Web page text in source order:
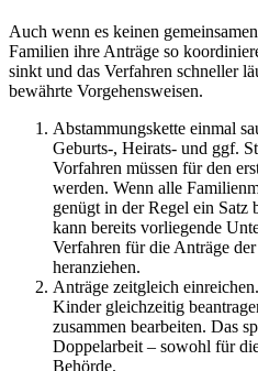
Auch wenn es keinen
Familien ihre Anträge so
sinkt und das Verfahren schneller
bewährte Vorgehensweisen.
Abstammungskette einmal
Geburts-, Heirats- und ggf.
Vorfahren müssen für den
werden. Wenn alle
genügt in der Regel ein
kann bereits vorliegende
Verfahren für die Anträge
heranziehen.
Anträge zeitgleich
Kinder gleichzeitig
zusammen bearbeiten. Das
Doppelarbeit – sowohl für
Behörde.